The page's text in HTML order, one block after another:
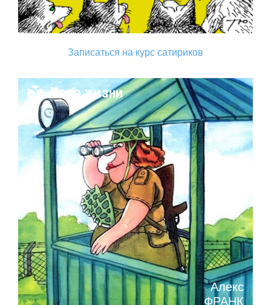
Записаться на курс сатириков
Поза жизни
Алекс
ФРАНК